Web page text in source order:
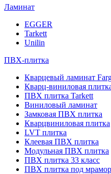
Ламинат
EGGER
Tarkett
Unilin
ПВХ-плитка
Кварцевый ламинат
Кварц-виниловая
ПВХ плитка Tarkett
Виниловый ламинат
Замковая ПВХ плитка
Кварцвиниловая плитка
LVT плитка
Клеевая ПВХ плитка
Модульная ПВХ плитка
ПВХ плитка 33 класс
ПВХ плитка под мрамор